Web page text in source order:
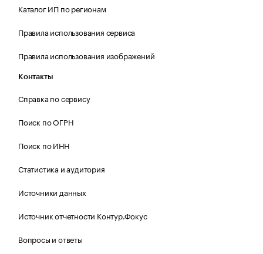
Каталог ИП по регионам
Правила использования сервиса
Правила использования изображений
Контакты
Справка по сервису
Поиск по ОГРН
Поиск по ИНН
Статистика и аудитория
Источники данных
Источник отчетности Контур.Фокус
Вопросы и ответы